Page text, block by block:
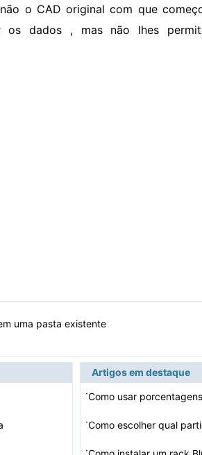
o CAD original com que
os dados , mas não lhes
uma pasta existente
Artigos em destaque
·Como usar
·
·